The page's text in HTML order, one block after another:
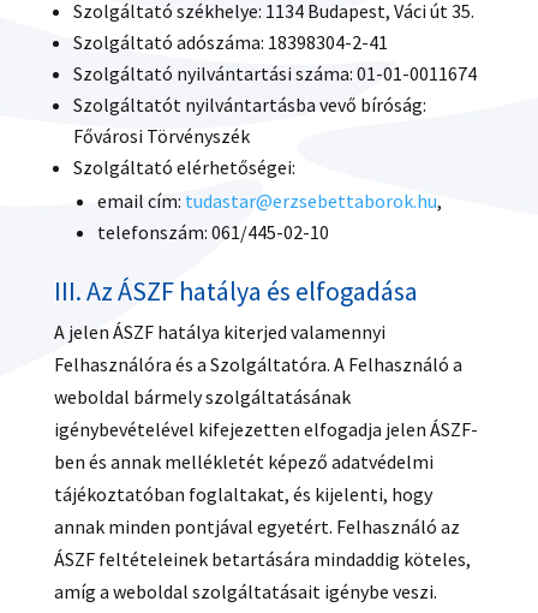
Szolgáltató székhelye: 1134 Budapest, Váci út 35.
Szolgáltató adószáma: 18398304-2-41
Szolgáltató nyilvántartási száma: 01-01-0011674
Szolgáltatót nyilvántartásba vevő bíróság:
Fővárosi Törvényszék
Szolgáltató elérhetőségei:
email cím: tudastar@erzsebettaborok.hu,
telefonszám: 061/445-02-10
III. Az ÁSZF hatálya és elfogadása
A jelen ÁSZF hatálya kiterjed valamennyi
Felhasználóra és a Szolgáltatóra. A Felhasználó a
weboldal bármely szolgáltatásának
igénybevételével kifejezetten elfogadja jelen ÁSZF-
ben és annak mellékletét képező adatvédelmi
tájékoztatóban foglaltakat, és kijelenti, hogy
annak minden pontjával egyetért. Felhasználó az
ÁSZF feltételeinek betartására mindaddig köteles,
amíg a weboldal szolgáltatásait igénybe veszi.